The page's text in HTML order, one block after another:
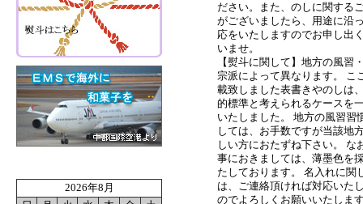
2026年8月
ださい。また、のしに関する
がございましたら、用途に沿
応をいたしますのでお申し出
いませ。
【熨斗に関して】地方の風習
宗派によって異なります。 こ
載致しました表書きやのしは
的標準と考えられるケースを
いたしました。 地方の風習習
しては、お手数ですが当該地
しい方におたずね下さい。 な
事におきましては、薄墨色を
たしております。 名入れに関
は、ご連絡頂ければ対応いた
のでよろしくお願いいたしま